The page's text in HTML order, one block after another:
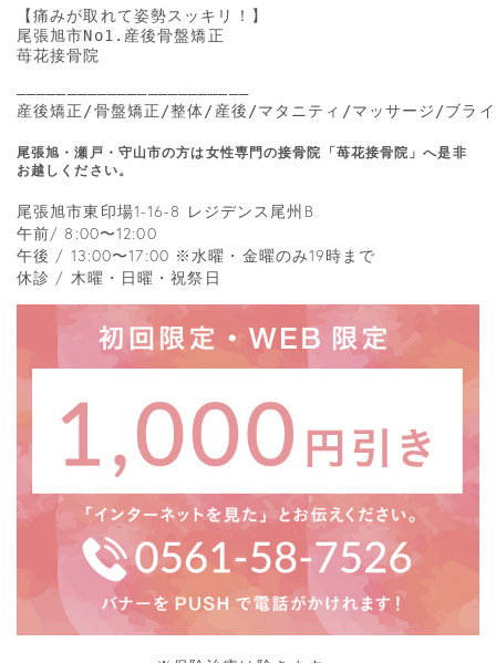
【痛みが取れて姿勢スッキリ！】
尾張旭市No1.産後骨盤矯正
苺花接骨院
―――――――――――――――――――――――
産後矯正/骨盤矯正/整体/産後/マタニティ/マッサージ/ブラ
尾張旭・瀬戸・守山市の方は女性専門の接骨院「苺花接骨院」へ是非
お越しください。
尾張旭市東印場1-16-8 レジデンス尾州B
午前/ 8:00〜12:00
午後 / 13:00〜17:00 ※水曜・金曜のみ19時まで
休診 / 木曜・日曜・祝祭日